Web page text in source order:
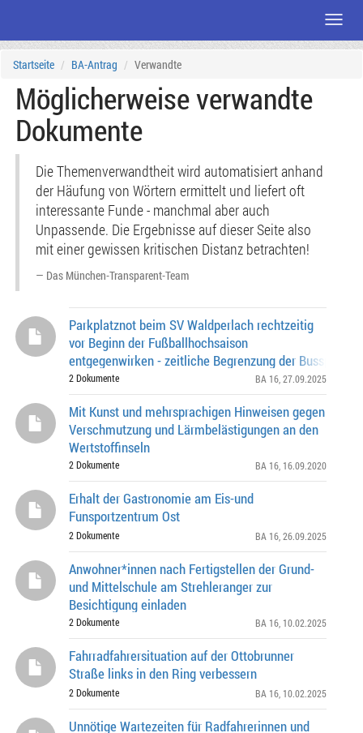
Seiteninhalt
Startseite BA-Antrag Verwandte
Möglicherweise verwandte
Dokumente
Die Themenverwandtheit wird automatisiert anhand
der Häufung von Wörtern ermittelt und liefert oft
interessante Funde - manchmal aber auch
Unpassende. Die Ergebnisse auf dieser Seite also
mit einer gewissen kritischen Distanz betrachten!
Das München-Transparent-Team
Parkplatznot beim SV Waldperlach rechtzeitig
vor Beginn der Fußballhochsaison
entgegenwirken - zeitliche Begrenzung der Busspur in
Putzbrunner Straße ohne weitere Verzögerungen
2 Dokumente BA 16 , 27.09.2025
Mit Kunst und mehrsprachigen Hinweisen gegen
Verschmutzung und Lärmbelästigungen an den
Wertstoffinseln
2 Dokumente BA 16 , 16.09.2020
Erhalt der Gastronomie am Eis-und
Funsportzentrum Ost
2 Dokumente BA 16 , 26.09.2025
Anwohner*innen nach Fertigstellen der Grund-
und Mittelschule am Strehleranger zur
Besichtigung einladen
2 Dokumente BA 16 , 10.02.2025
Fahrradfahrersituation auf der Ottobrunner
Straße links in den Ring verbessern
2 Dokumente BA 16 , 10.02.2025
Unnötige Wartezeiten für Radfahrerinnen und